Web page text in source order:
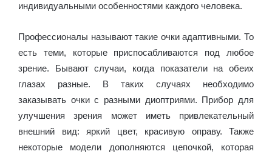
индивидуальными особенностями каждого человека.
Профессионалы называют такие очки адаптивными. То
есть теми, которые приспосабливаются под любое
зрение. Бывают случаи, когда показатели на обеих
глазах разные. В таких случаях необходимо
заказывать очки с разными диоптриями. Прибор для
улучшения зрения может иметь привлекательный
внешний вид: яркий цвет, красивую оправу. Также
некоторые модели дополняются цепочкой, которая